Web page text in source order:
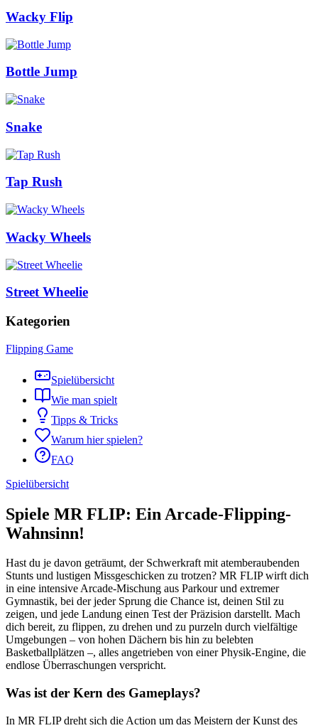
Wacky Flip
Bottle Jump
Snake
Tap Rush
Wacky Wheels
Street Wheelie
Kategorien
Flipping Game
Spielübersicht
Wie man spielt
Tipps & Tricks
Warum hier spielen?
FAQ
Spielübersicht
Spiele MR FLIP: Ein Arcade-Flipping-
Wahnsinn!
Hast du je davon geträumt, der Schwerkraft mit atemberaubenden
Stunts und lustigen Missgeschicken zu trotzen? MR FLIP wirft dich
in eine intensive Arcade-Mischung aus Parkour und extremer
Gymnastik, bei der jeder Sprung die Chance ist, deinen Stil zu
zeigen, und jede Landung einen Test der Präzision darstellt. Mach
dich bereit, zu flippen, zu drehen und zu purzeln durch vielfältige
Umgebungen – von hohen Dächern bis hin zu belebten
Basketballplätzen –, alles angetrieben von einer Physik-Engine, die
endlose Überraschungen verspricht.
Was ist der Kern des Gameplays?
In MR FLIP dreht sich die Action um das Meistern der Kunst des